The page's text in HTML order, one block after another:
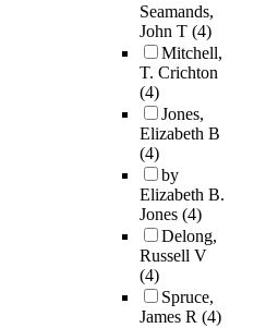
Seamands,
John T (4)
Mitchell,
T. Crichton
(4)
Jones,
Elizabeth B
(4)
by
Elizabeth B.
Jones (4)
Delong,
Russell V
(4)
Spruce,
James R (4)